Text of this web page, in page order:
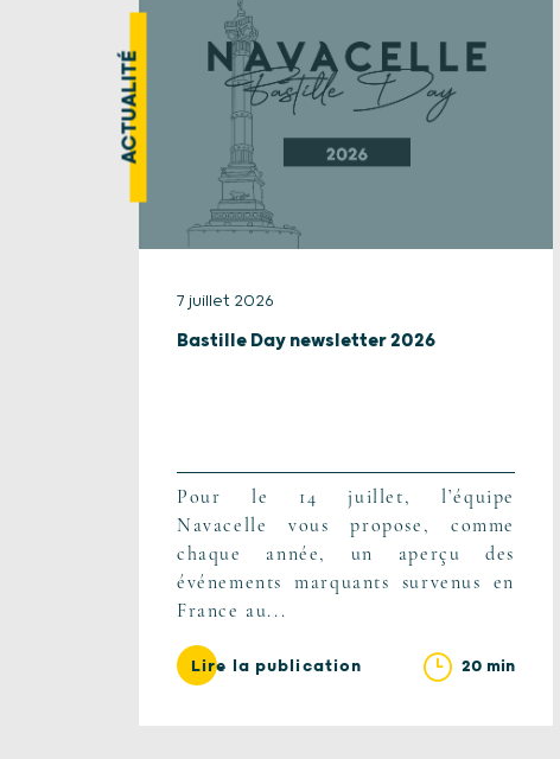
ACTUALITÉ
7 juillet 2026
Bastille Day newsletter 2026
Pour le 14 juillet, l’équipe
Navacelle vous propose, comme
chaque année, un aperçu des
événements marquants survenus en
France au...
Lire la publication 20 min